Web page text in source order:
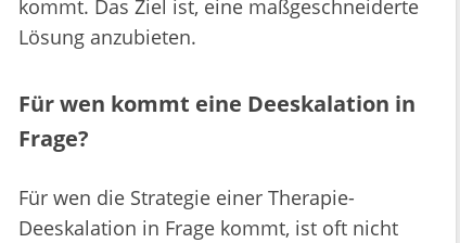
kommt. Das Ziel ist, eine maßgeschneiderte
Lösung anzubieten.
Für wen kommt eine Deeskalation in
Frage?
Für wen die Strategie einer Therapie-
Deeskalation in Frage kommt, ist oft nicht